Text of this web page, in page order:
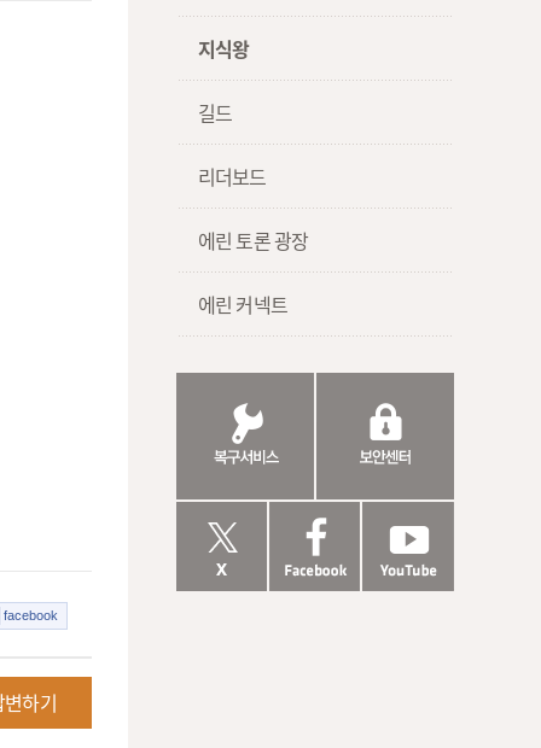
facebook
변하기
지식왕
길드
리더보드
에린 토론 광장
에린 커넥트